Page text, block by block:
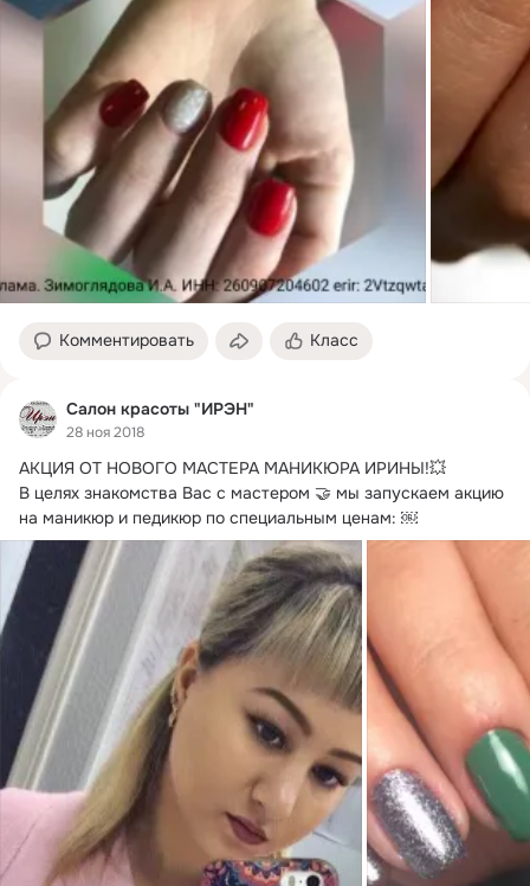
Комментировать Класс
Салон красоты "ИРЭН"
28 ноя 2018
АКЦИЯ ОТ НОВОГО МАСТЕРА МАНИКЮРА ИРИНЫ!💥
В целях знакомства Вас с мастером 🤝 мы запускаем акцию
на маникюр и педикюр по специальным ценам: ￼